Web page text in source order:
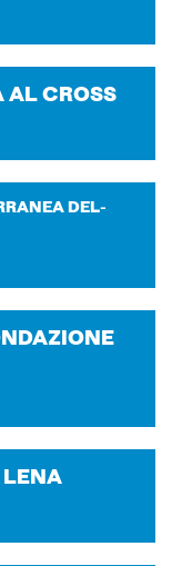
AL CROSS
DEL­
LENA